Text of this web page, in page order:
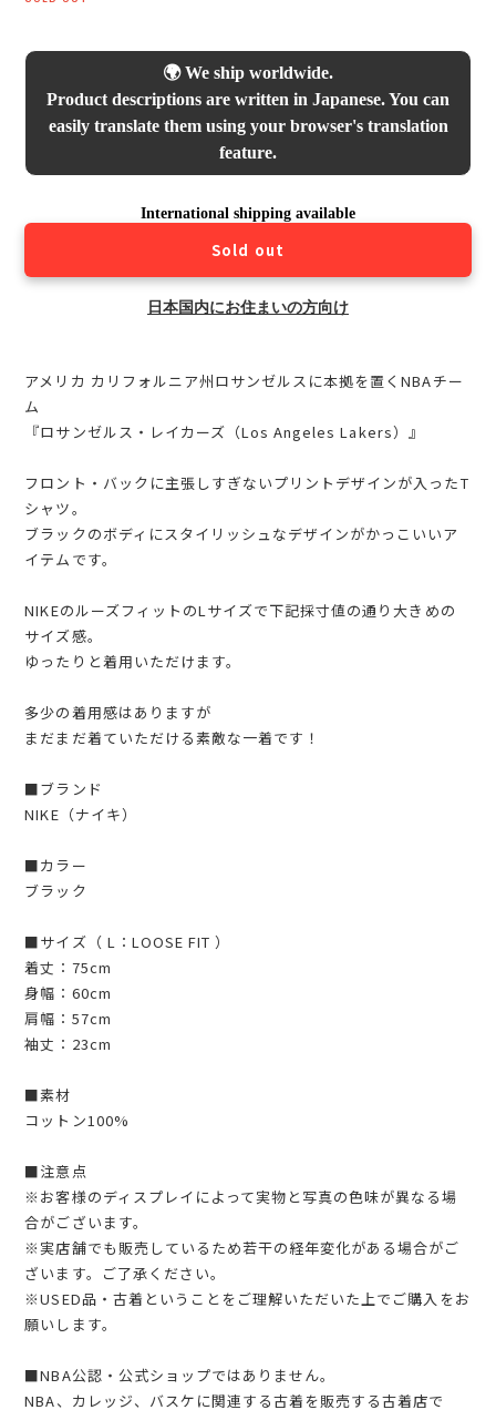
🌍 We ship worldwide.
Product descriptions are written in Japanese. You can
easily translate them using your browser's translation
feature.
International shipping available
Sold out
日本国内にお住まいの方向け
アメリカ カリフォルニア州ロサンゼルスに本拠を置くNBAチー
ム
『ロサンゼルス・レイカーズ（Los Angeles Lakers）』
フロント・バックに主張しすぎないプリントデザインが入ったT
シャツ。
ブラックのボディにスタイリッシュなデザインがかっこいいア
イテムです。
NIKEのルーズフィットのLサイズで下記採寸値の通り大きめの
サイズ感。
ゆったりと着用いただけます。
多少の着用感はありますが
まだまだ着ていただける素敵な一着です！
■ブランド
NIKE（ナイキ）
■カラー
ブラック
■サイズ（ L：LOOSE FIT ）
着丈：75cm
身幅：60cm
肩幅：57cm
袖丈：23cm
■素材
コットン100%
■注意点
※お客様のディスプレイによって実物と写真の色味が異なる場
合がございます。
※実店舗でも販売しているため若干の経年変化がある場合がご
ざいます。ご了承ください。
※USED品・古着ということをご理解いただいた上でご購入をお
願いします。
■NBA公認・公式ショップではありません。
NBA、カレッジ、バスケに関連する古着を販売する古着店で